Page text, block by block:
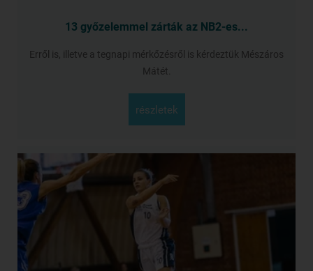
13 győzelemmel zárták az NB2-es...
Erről is, illetve a tegnapi mérkőzésről is kérdeztük Mészáros
Mátét.
részletek